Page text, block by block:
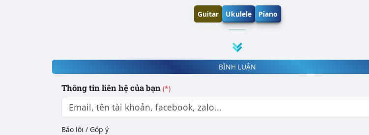
Guitar Ukulele Piano
BÌNH LUẬN
Thông tin liên hệ của bạn (*)
Báo lỗi / Góp ý